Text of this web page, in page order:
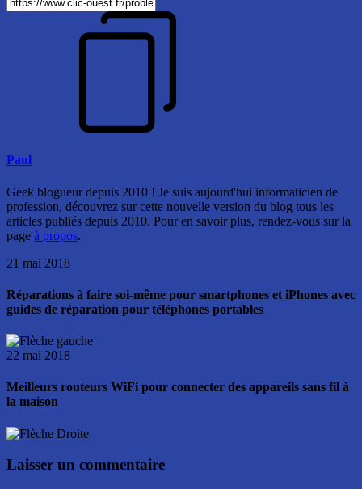
Paul
Geek blogueur depuis 2010 ! Je suis aujourd'hui informaticien de
profession, découvrez sur cette nouvelle version du blog tous les
articles publiés depuis 2010. Pour en savoir plus, rendez-vous sur la
page à propos.
21 mai 2018
Réparations à faire soi-même pour smartphones et iPhones avec
guides de réparation pour téléphones portables
22 mai 2018
Meilleurs routeurs WiFi pour connecter des appareils sans fil à
la maison
Laisser un commentaire